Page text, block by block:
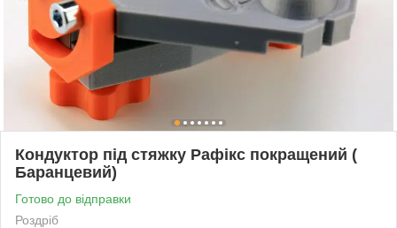
Кондуктор під стяжку Рафікс покращений (
Баранцевий)
Готово до відправки
Роздріб